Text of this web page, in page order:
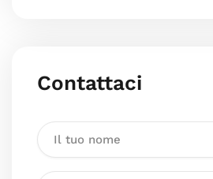
Contattaci